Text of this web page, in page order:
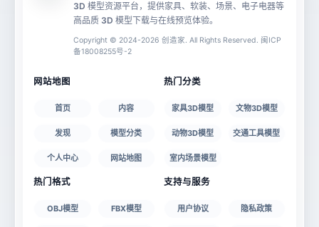
文件大小
3D 模型资源平台，提供家具、软装、场景、电子电器等
高品质 3D 模型下载与在线预览体验。
Copyright © 2024-2026 创造家. All Rights Reserved. 闽ICP
备18008255号-2
网站地图
首页 内容
发现 模型分类
个人中心 网站地图
热门分类
家具3D模型 文物3D模型
动物3D模型 交通工具模型
室内场景模型
热门格式
OBJ模型 FBX模型
支持与服务
用户协议 隐私政策